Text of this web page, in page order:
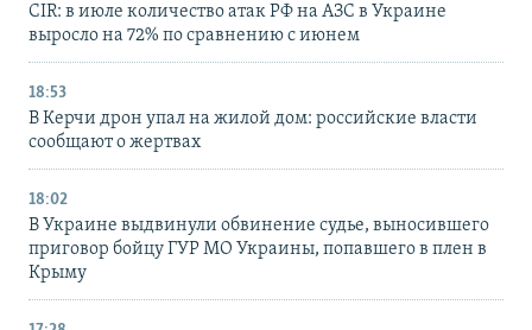
CIR: в июле количество атак РФ на АЗС в Украине
выросло на 72% по сравнению с июнем
18:53
В Керчи дрон упал на жилой дом: российские власти
сообщают о жертвах
18:02
В Украине выдвинули обвинение судье, выносившего
приговор бойцу ГУР МО Украины, попавшего в плен в
Крыму